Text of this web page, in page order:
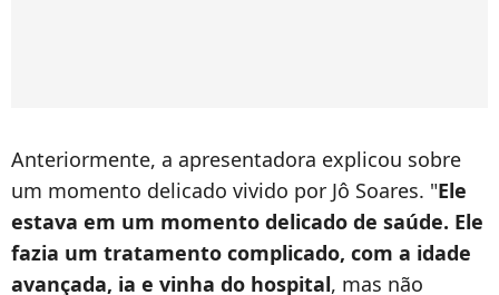
Anteriormente, a apresentadora explicou sobre
um momento delicado vivido por Jô Soares. "Ele
estava em um momento delicado de saúde. Ele
fazia um tratamento complicado, com a idade
avançada, ia e vinha do hospital, mas não